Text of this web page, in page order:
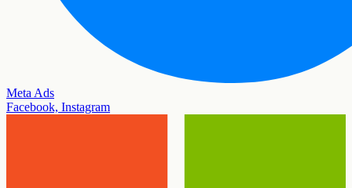
Meta Ads
Facebook, Instagram